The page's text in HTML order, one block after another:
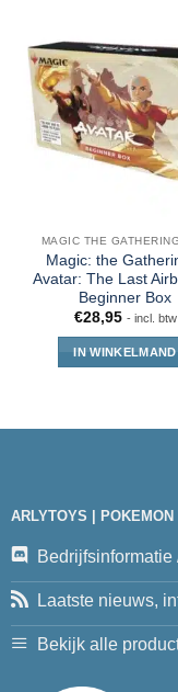
MAGIC THE
Magic: the
Avatar: The Last
Beginner Box
€28,95 - incl. btw
IN WINKELMAND
ARLYTOYS |
Laatste nieuws,
Bekijk alle